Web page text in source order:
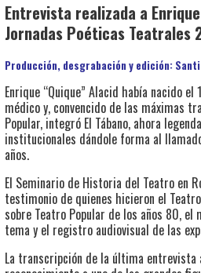
Entrevista realizada a
Jornadas Poéticas Teatrales
Producción, desgrabación y edición:
Enrique “Quique” Alacid había nacido
médico y, convencido de las máximas
Popular, integró El Tábano, ahora
institucionales dándole forma al
años.
El Seminario de Historia del Teatro en
testimonio de quienes hicieron el
sobre Teatro Popular de los años 80,
tema y el registro audiovisual de las
La transcripción de la última entrevista